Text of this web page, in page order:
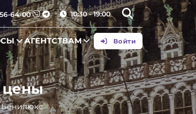
64-00 10:30 - 19:00
АГЕНТСТВАМ Войти
цены